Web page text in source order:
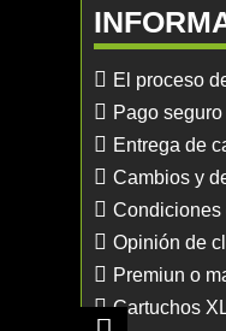
El proceso
Pago seguro
Entrega de
Cambios y
Condiciones
Opinión de
Premiun o
Cartuchos